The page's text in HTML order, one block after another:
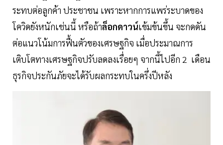
ระทบต่อลูกค้า ประชาชน เพราะหากการแพร่ระบาดของ
โควิดยังหนักเช่นนี้ หรือถ้าล็อกดาวน์เข้มข้นขึ้น จะกดดัน
ต่อแนวโน้มการฟื้นตัวของเศรษฐกิจ เมื่อประมาณการ
เติบโตทางเศรษฐกิจปรับลดลงเรื่อยๆ จากนี้ไปอีก 2 เดือน
ธุรกิจประกันภัยจะได้รับผลกระทบในครึ่งปีหลัง